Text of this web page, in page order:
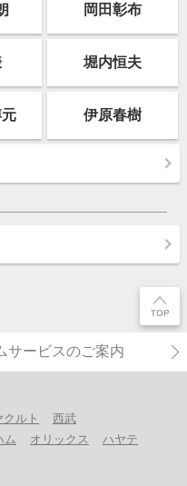
岡田彰布
堀内恒夫
伊原春樹
サービスのご案内
クルト
西武
ム オリックス
ハヤテ